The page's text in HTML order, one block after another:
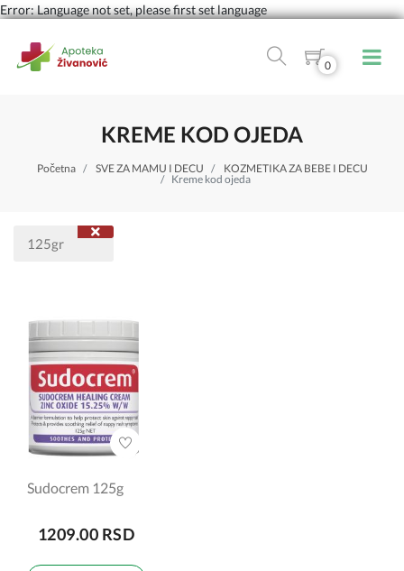
Error: Language not set, please first set language
0
KREME KOD OJEDA
Početna SVE ZA MAMU I DECU
KOZMETIKA ZA BEBE I DECU
Kreme kod ojeda
125gr
Sudocrem 125g
1209.00 RSD